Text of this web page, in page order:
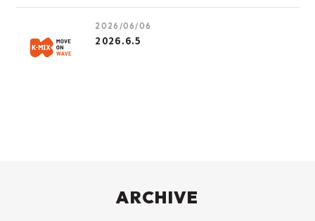
2026/06/06
2026.6.5
ARCHIVE